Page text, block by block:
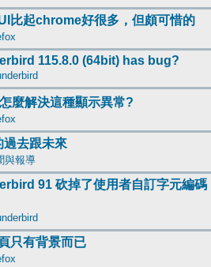
比起chrome好很多，但頗可惜的
115.8.0 (64bit) has bug?
麼解決這種顯示異常?
過去跟未來
與報導
91 砍掉了使用者自訂字元編碼
只有背景而已